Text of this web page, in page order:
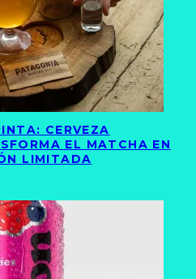
CERVEZA
EL MATCHA EN
LIMITADA